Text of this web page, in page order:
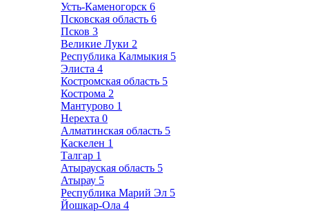
Усть-Каменогорск 6
Псковская область 6
Псков 3
Великие Луки 2
Республика Калмыкия 5
Элиста 4
Костромская область 5
Кострома 2
Мантурово 1
Нерехта 0
Алматинская область 5
Каскелен 1
Талгар 1
Атырауская область 5
Атырау 5
Республика Марий Эл 5
Йошкар-Ола 4